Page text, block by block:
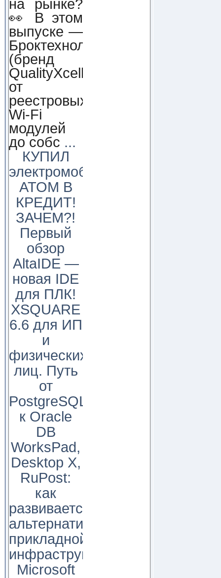
на рынке?
👀 В этом
выпуске —
Броктехнолоджи
(бренд
QualityXcellence):
от
реестровых
Wi-Fi
модулей
до собс ...
КУПИЛ
электромобиль
АТОМ В
КРЕДИТ!
ЗАЧЕМ?!
Первый
обзор
AltaIDE —
новая IDE
для ПЛК!
XSQUARE
6.6 для ИП
и
физических
лиц. Путь
от
PostgreSQL
к Oracle
DB
WorksPad,
Desktop X,
RuPost:
как
развивается
альтернатива
прикладной
инфраструктуре
Microsoft